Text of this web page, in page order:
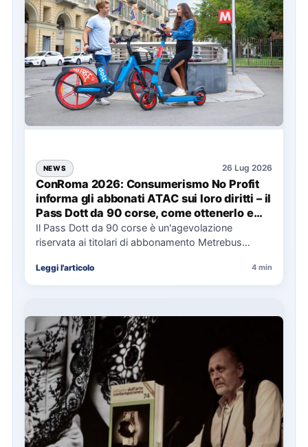
NEWS 26 Lug 2026
ConRoma 2026: Consumerismo No Profit
informa gli abbonati ATAC sui loro diritti – il
Pass Dott da 90 corse, come ottenerlo e
cosa spetta in caso di disservizi
Il Pass Dott da 90 corse è un'agevolazione
riservata ai titolari di abbonamento Metrebus
Leggi l'articolo 4 min